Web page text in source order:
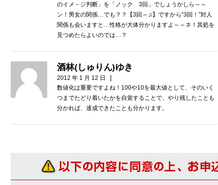
のイメ－ジ判断」を「ノック 3回」でしょうかしら～～
ン！男女の関係…でも？？【3回～♫】ですから“3回！”対人
関係も会いますと…性格が大体分かりますよ～～ネ！其処を
見つめたらよいのでは…？
酒林(しゅりん)ゆき
2012 年 1 月 12 日 |
数値化は重要ですよね！100や10を最大値として、そのいく
つまでたどり着いたかを自覚することで、やり残したことも
分かれば、達成できたことも分かります。